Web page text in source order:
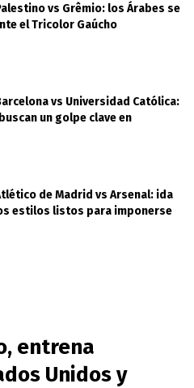
vs Grêmio: los Árabes se
el Tricolor Gaúcho
vs Universidad Católica:
un golpe clave en
de Madrid vs Arsenal: ida
estilos listos para imponerse
entrena
Unidos y